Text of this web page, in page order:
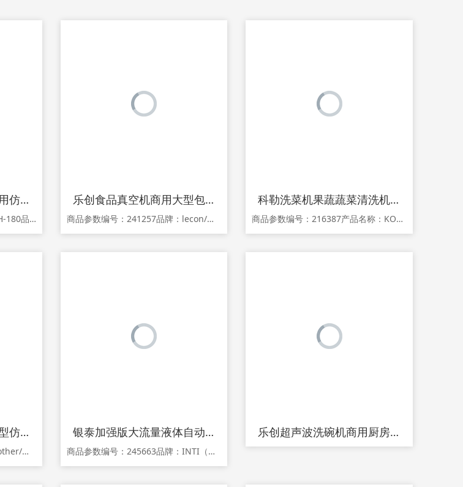
汉宏全自动包饺子机商用仿手工包水饺机器自动成型煎饺水晶锅贴饺
商品参数编号：255501型号：H-180品牌：瀚宏（家电）颜色分类：H-180 预付款（须补齐30%） 补/差/价（须补齐30%）商品详情 1.关于产品宣传，由于新广告法规定不得采用夸大宣传，故本商城已针对在售产品的广告宜传完成排查整改，若尚有不妥之处敬请提示。关于此类问题发生的纠纷不作为赔
乐创食品真空机商用大型包装机干湿两用全自动海鲜抽空茶叶封口机
商品参数编号：241257品牌：lecon/乐创颜色分类：600型-真空小泵-.单泵 660型-真空小泵-.双泵★热卖款★ 360型-.工业大泵★热卖款★ 400型-.工业大泵 400升级型.-工业大泵★热卖款★ 500型-.工业大泵 500升级型-.工业大货号：lcfkj88商品详情 1.关于产品宣传，由于新广告法
科勒洗菜机果蔬蔬菜清洗机食材净化机消毒解毒机家用全自动净食机
商品参数编号：216387产品名称：KOHLER/科勒 76792T-NA品牌：KOHLER/科勒型号：76792T-NA产地：中国大陆省份：上海市地市：上海市颜色分类：果蔬清洗机 76792T-NA 果蔬机+果盆洗涤筐结构：分离式洗涤筐额定清洗容量：8升及以上生产企业：科勒（中国）投资有限公司控制方式：电脑式保修期：36个月商品详情
自动成型饺子机商用小型仿手工包饺子机器全自动煎饺水晶锅贴神器
商品参数编号：254979品牌：other/其他型号：other/其他颜色分类：定金专拍 160型全款 定制联系客服商品详情 欢迎光临本店！本商品详情图片仅支持手机端查看。 请用手机扫描本商品二维码后，在手机中查看购买本商品，谢谢！
银泰加强版大流量液体自动灌装机 小型全自动数控定量分装机 洗衣液玻璃水食用油白酒饮料牛奶高精度灌装机器
商品参数编号：245663品牌：INTI（办公用品）型号：GFK-1780颜色分类：10L/分钟 17L/分钟 35L/分钟生产企业：银泰包装机械商品详情 1.关于产品宣传，由于新广告法规定不得采用夸大宣传，故本商城已针对在售产品的广告宜传完成排查整改，若尚有不妥之处敬请提示。关于此类问题发生的纠纷不作为赔偿理由，可
乐创超声波洗碗机商用厨房洗菜洗碟器饭店全自动洗碗机餐厅用小型